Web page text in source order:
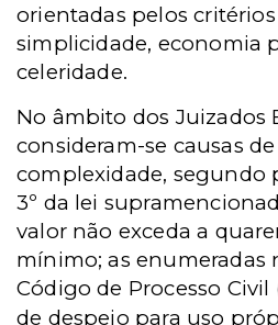
orientadas pelos
simplicidade, economia
celeridade.
No âmbito dos Juizados
consideram-se causas
complexidade, segundo
3º da lei
valor não exceda a
mínimo; as enumeradas
Código de Processo Civil
de despejo para uso